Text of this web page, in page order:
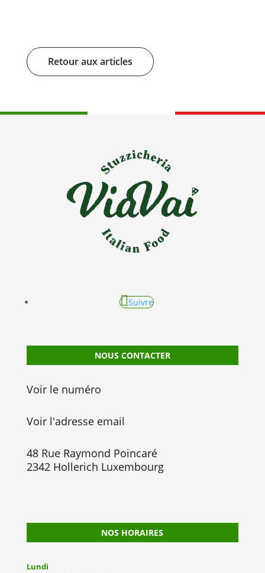
Retour aux articles
Suivre
NOUS CONTACTER
Voir le numéro
Voir l'adresse email
48 Rue Raymond Poincaré
2342 Hollerich Luxembourg
NOS HORAIRES
Lundi